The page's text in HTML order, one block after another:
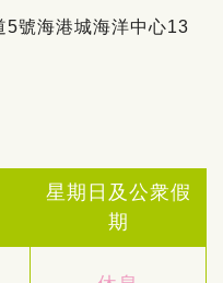
5號海港城海洋中心13
星期日及公衆假
期